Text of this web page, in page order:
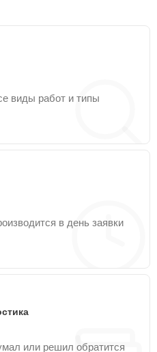
виды работ и типы
в день заявки
или решил обратится